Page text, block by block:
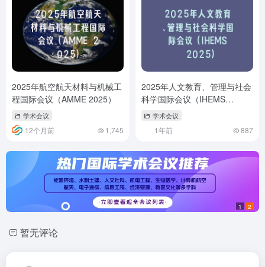
2025年航空航天材料与机械工
程国际会议（AMME 2025）
学术会议
12个月前 1,745
2025年人文教育、管理与社会
科学国际会议（IHEMS
2025）
学术会议
1年前 887
1 2
暂无评论